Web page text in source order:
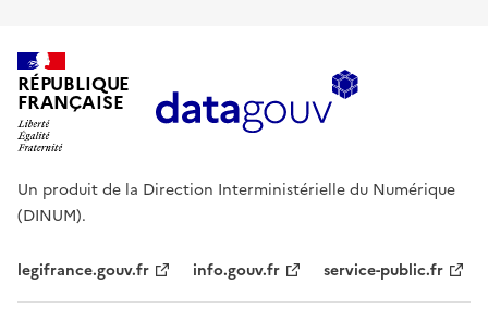
RÉPUBLIQUE
FRANÇAISE
Un produit de la Direction Interministérielle du Numérique
(DINUM).
legifrance.gouv.fr info.gouv.fr service-public.fr